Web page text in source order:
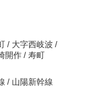
/ 大字西岐波 /
開作 / 寿町
/ 山陽新幹線